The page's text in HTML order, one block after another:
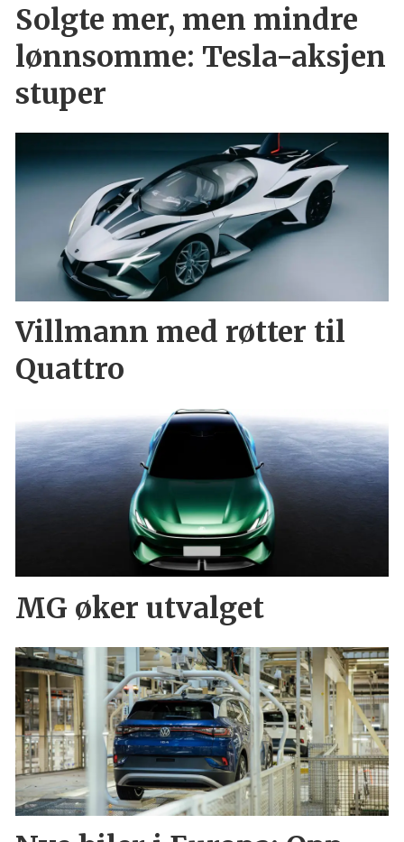
Solgte mer, men mindre
lønnsomme: Tesla-aksjen
stuper
Villmann med røtter til
Quattro
MG øker utvalget